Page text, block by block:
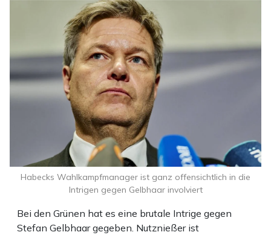
Bei den Grünen hat es eine brutale Intrige gegen
Stefan Gelbhaar gegeben. Nutznießer ist
Habecks Wahlkampfmanager ist ganz offensichtlich in die
Intrigen gegen Gelbhaar involviert